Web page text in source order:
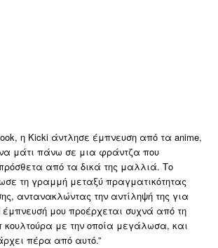
η Kicki άντλησε έμπνευση από τα anime,
μάτι πάνω σε μια φράντζα που
από τα δικά της μαλλιά. Το
τη γραμμή μεταξύ πραγματικότητας
αντανακλώντας την αντίληψή της για
έμπνευσή μου προέρχεται συχνά από τη
κουλτούρα με την οποία μεγάλωσα, και
πέρα από αυτό.”